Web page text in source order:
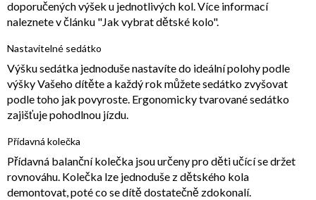
doporučených výšek u jednotlivých kol. Více informací
naleznete v článku "Jak vybrat dětské kolo".
Nastavitelné sedátko
Výšku sedátka jednoduše nastavíte do ideální polohy podle
výšky Vašeho dítěte a každý rok můžete sedátko zvyšovat
podle toho jak povyroste. Ergonomicky tvarované sedátko
zajišťuje pohodlnou jízdu.
Přídavná kolečka
Přídavná balanční kolečka jsou určeny pro děti učící se držet
rovnováhu. Kolečka lze jednoduše z dětského kola
demontovat, poté co se dítě dostatečně zdokonalí.